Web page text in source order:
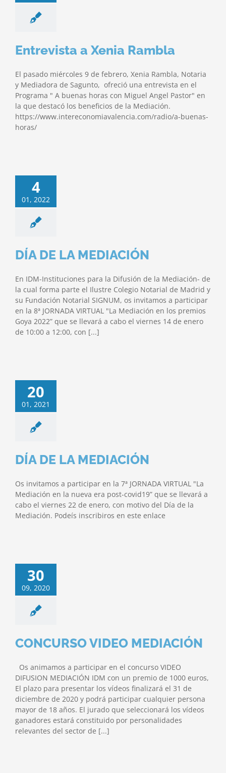
Entrevista a Xenia Rambla
El pasado miércoles 9 de febrero, Xenia Rambla, Notaria
y Mediadora de Sagunto, ofreció una entrevista en el
Programa " A buenas horas con Miguel Angel Pastor" en
la que destacó los beneficios de la Mediación.
https://www.intereconomiavalencia.com/radio/a-buenas-
horas/
4
01, 2022
DÍA DE LA MEDIACIÓN
En IDM-Instituciones para la Difusión de la Mediación- de
la cual forma parte el Ilustre Colegio Notarial de Madrid y
su Fundación Notarial SIGNUM, os invitamos a participar
en la 8ª JORNADA VIRTUAL "La Mediación en los premios
Goya 2022” que se llevará a cabo el viernes 14 de enero
de 10:00 a 12:00, con [...]
20
01, 2021
DÍA DE LA MEDIACIÓN
Os invitamos a participar en la 7ª JORNADA VIRTUAL "La
Mediación en la nueva era post-covid19” que se llevará a
cabo el viernes 22 de enero, con motivo del Día de la
Mediación. Podeís inscribiros en este enlace
30
09, 2020
CONCURSO VIDEO MEDIACIÓN
Os animamos a participar en el concurso VIDEO
DIFUSION MEDIACIÓN IDM con un premio de 1000 euros,
El plazo para presentar los vídeos finalizará el 31 de
diciembre de 2020 y podrá participar cualquier persona
mayor de 18 años. El jurado que seleccionará los vídeos
ganadores estará constituido por personalidades
relevantes del sector de [...]